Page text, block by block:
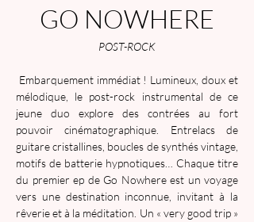
GO NOWHERE
POST-ROCK
Embarquement immédiat ! Lumineux, doux et
mélodique, le post-rock instrumental de ce
jeune duo explore des contrées au fort
pouvoir cinématographique. Entrelacs de
guitare cristallines, boucles de synthés vintage,
motifs de batterie hypnotiques… Chaque titre
du premier ep de Go Nowhere est un voyage
vers une destination inconnue, invitant à la
rêverie et à la méditation. Un « very good trip »